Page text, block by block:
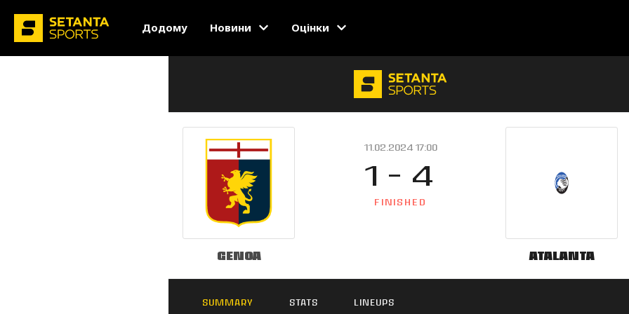
Додому Новини Оцінки
Genoa
11.02.2024 17:00
1 - 4
FINISHED
Atalanta
SUMMARY STATS LINEUPS